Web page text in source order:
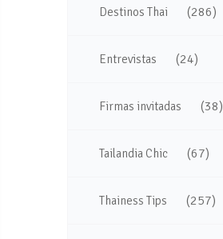
Destinos Thai (286)
Entrevistas (24)
Firmas invitadas (38)
Tailandia Chic (67)
Thainess Tips (257)